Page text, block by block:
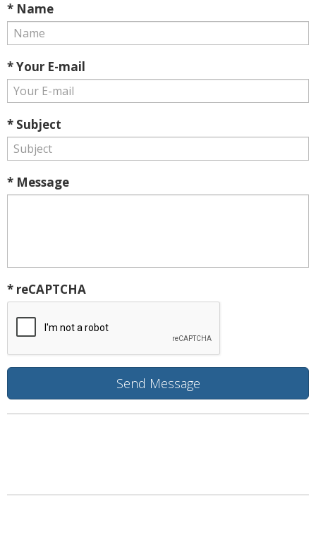
* Name
* Your E-mail
* Subject
* Message
* reCAPTCHA